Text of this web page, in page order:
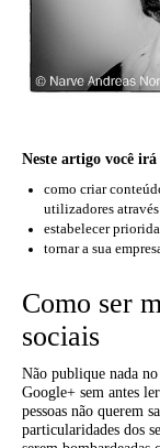
Neste artigo você
como criar
utilizadores
estabelecer
tornar a sua
Como ser
sociais
Não publique nada
Google+ sem antes
pessoas não querem
particularidades dos